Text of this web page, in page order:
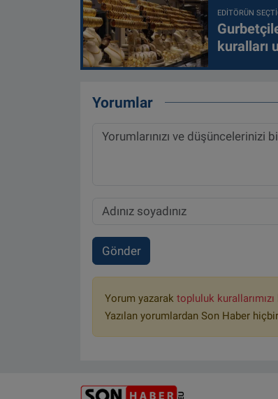
EDITÖRÜN
kuralları
Yorumlar
Gönder
Yorum yazarak topluluk kurallarımızı
Yazılan yorumlardan Son Haber